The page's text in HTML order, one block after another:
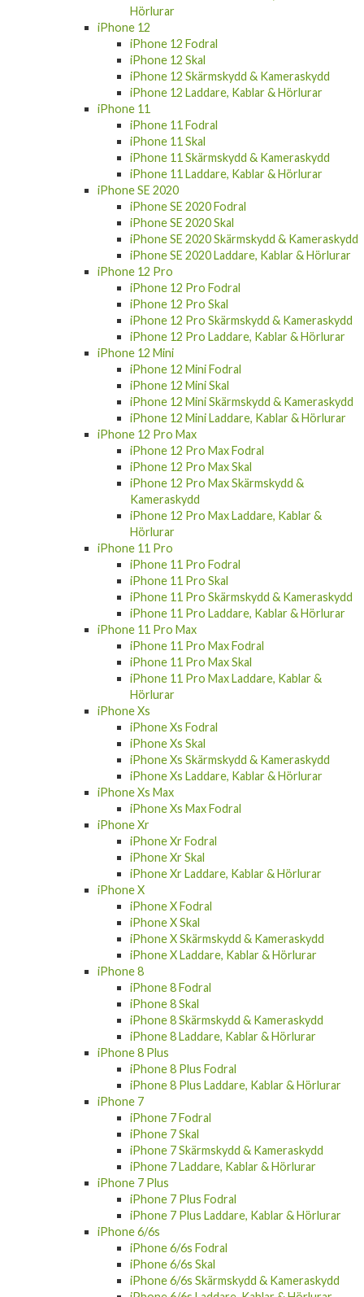
Hörlurar
iPhone 12
iPhone 12 Fodral
iPhone 12 Skal
iPhone 12 Skärmskydd & Kameraskydd
iPhone 12 Laddare, Kablar & Hörlurar
iPhone 11
iPhone 11 Fodral
iPhone 11 Skal
iPhone 11 Skärmskydd & Kameraskydd
iPhone 11 Laddare, Kablar & Hörlurar
iPhone SE 2020
iPhone SE 2020 Fodral
iPhone SE 2020 Skal
iPhone SE 2020 Skärmskydd & Kameraskydd
iPhone SE 2020 Laddare, Kablar & Hörlurar
iPhone 12 Pro
iPhone 12 Pro Fodral
iPhone 12 Pro Skal
iPhone 12 Pro Skärmskydd & Kameraskydd
iPhone 12 Pro Laddare, Kablar & Hörlurar
iPhone 12 Mini
iPhone 12 Mini Fodral
iPhone 12 Mini Skal
iPhone 12 Mini Skärmskydd & Kameraskydd
iPhone 12 Mini Laddare, Kablar & Hörlurar
iPhone 12 Pro Max
iPhone 12 Pro Max Fodral
iPhone 12 Pro Max Skal
iPhone 12 Pro Max Skärmskydd &
Kameraskydd
iPhone 12 Pro Max Laddare, Kablar &
Hörlurar
iPhone 11 Pro
iPhone 11 Pro Fodral
iPhone 11 Pro Skal
iPhone 11 Pro Skärmskydd & Kameraskydd
iPhone 11 Pro Laddare, Kablar & Hörlurar
iPhone 11 Pro Max
iPhone 11 Pro Max Fodral
iPhone 11 Pro Max Skal
iPhone 11 Pro Max Laddare, Kablar &
Hörlurar
iPhone Xs
iPhone Xs Fodral
iPhone Xs Skal
iPhone Xs Skärmskydd & Kameraskydd
iPhone Xs Laddare, Kablar & Hörlurar
iPhone Xs Max
iPhone Xs Max Fodral
iPhone Xr
iPhone Xr Fodral
iPhone Xr Skal
iPhone Xr Laddare, Kablar & Hörlurar
iPhone X
iPhone X Fodral
iPhone X Skal
iPhone X Skärmskydd & Kameraskydd
iPhone X Laddare, Kablar & Hörlurar
iPhone 8
iPhone 8 Fodral
iPhone 8 Skal
iPhone 8 Skärmskydd & Kameraskydd
iPhone 8 Laddare, Kablar & Hörlurar
iPhone 8 Plus
iPhone 8 Plus Fodral
iPhone 8 Plus Laddare, Kablar & Hörlurar
iPhone 7
iPhone 7 Fodral
iPhone 7 Skal
iPhone 7 Skärmskydd & Kameraskydd
iPhone 7 Laddare, Kablar & Hörlurar
iPhone 7 Plus
iPhone 7 Plus Fodral
iPhone 7 Plus Laddare, Kablar & Hörlurar
iPhone 6/6s
iPhone 6/6s Fodral
iPhone 6/6s Skal
iPhone 6/6s Skärmskydd & Kameraskydd